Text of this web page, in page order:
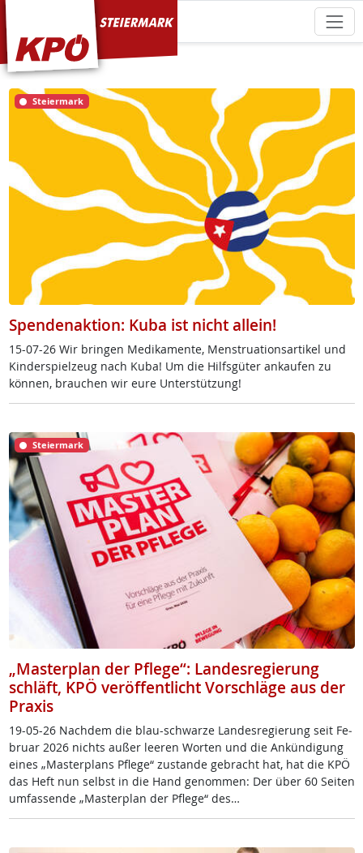
KPÖ Steiermark
Steiermark
Spendenaktion: Kuba ist nicht allein!
15-07-26 Wir brin­gen Me­di­ka­men­te, Mens­trua­ti­ons­ar­ti­kel und
Kin­der­spiel­zeug nach Ku­ba! Um die Hilfs­gü­ter an­kau­fen zu
kön­nen, brau­chen wir eu­re Un­ter­stüt­zung!
Steiermark
„Masterplan der Pflege“: Landesregierung
schläft, KPÖ veröffentlicht Vorschläge aus der
Praxis
19-05-26 Nach­dem die blau-schwar­ze Lan­des­re­gie­rung seit Fe­
bruar 2026 nichts au­ßer lee­ren Wor­ten und die An­kün­di­gung
ei­nes „Mas­ter­plans Pf­le­ge“ zu­stan­de ge­bracht hat, hat die KPÖ
das Heft nun selbst in die Hand ge­nom­men: Der über 60 Sei­ten
um­fas­sen­de „Mas­ter­plan der Pf­le­ge“ des…